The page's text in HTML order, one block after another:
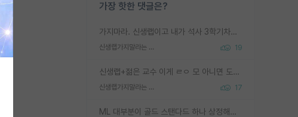
가장 핫한 댓글은?
가지마라. 신생랩이고 내가 석사 3학기차인데 최고참인데 나도 아무것도 모르는데 교수가 후배들 왜 논문 교육 안시키냐. 논문 왜 안 써오냐 닦달한다
신생랩가지말라는 이유가 있었구나 19
신생랩+젊은 교수 이게 ㄹㅇ 모 아니면 도인듯.
신생랩가지말라는 이유가 있었구나 17
ML 대부분이 골드 스탠다드 하나 상정해놓고 (벤치마크 데이터셋이 여러 개면 여러 개 상정) 그거 얼마나 잘 맞추나 싸움임 가끔 번뜩이는 설계 철학을 보여주는 논문들도 있지만 대부분 그거 성적 얼마나 더 올리느라에 혈안이 되어 있는 측면이 잇음